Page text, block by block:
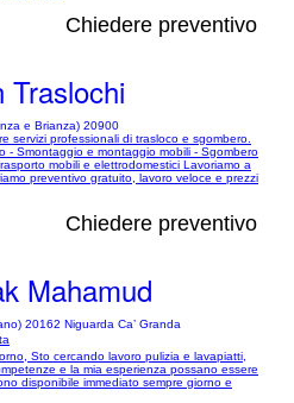
Chiedere preventivo
Traslochi
e Brianza) 20900
servizi professionali di trasloco e sgombero.
- Smontaggio e montaggio mobili - Sgombero
mobili e elettrodomestici Lavoriamo a
preventivo gratuito, lavoro veloce e prezzi
Chiedere preventivo
Mahamud
20162 Niguarda Ca’ Granda
Sto cercando lavoro pulizia e lavapiatti,
e la mia esperienza possano essere
disponibile immediato sempre giorno e